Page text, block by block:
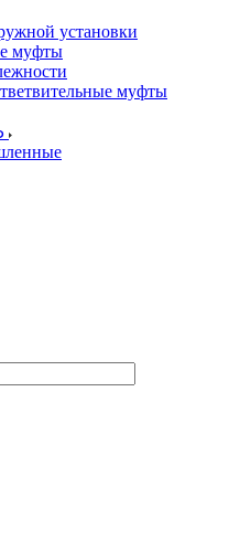
установки
муфты
муфты